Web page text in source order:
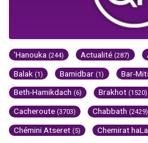
'Hanouka (244) Actualité (287)
Balak (1) Bamidbar (1) Bar-
Beth-Hamikdach (6) Brakhot (1520)
Cacheroute (3703) Chabbath (2429)
Chémini Atseret (5) Chemirat